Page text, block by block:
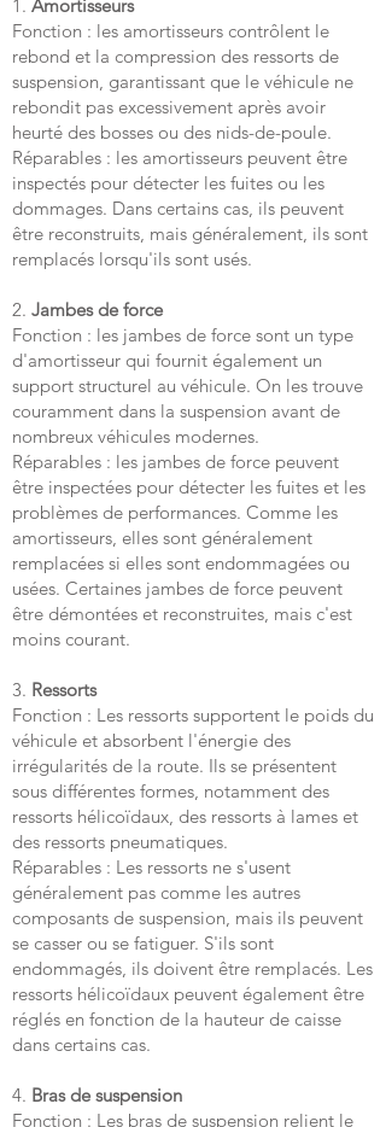
1. Amortisseurs
Fonction : les amortisseurs contrôlent le
rebond et la compression des ressorts de
suspension, garantissant que le véhicule ne
rebondit pas excessivement après avoir
heurté des bosses ou des nids-de-poule.
Réparables : les amortisseurs peuvent être
inspectés pour détecter les fuites ou les
dommages. Dans certains cas, ils peuvent
être reconstruits, mais généralement, ils sont
remplacés lorsqu'ils sont usés.
2. Jambes de force
Fonction : les jambes de force sont un type
d'amortisseur qui fournit également un
support structurel au véhicule. On les trouve
couramment dans la suspension avant de
nombreux véhicules modernes.
Réparables : les jambes de force peuvent
être inspectées pour détecter les fuites et les
problèmes de performances. Comme les
amortisseurs, elles sont généralement
remplacées si elles sont endommagées ou
usées. Certaines jambes de force peuvent
être démontées et reconstruites, mais c'est
moins courant.
3. Ressorts
Fonction : Les ressorts supportent le poids du
véhicule et absorbent l'énergie des
irrégularités de la route. Ils se présentent
sous différentes formes, notamment des
ressorts hélicoïdaux, des ressorts à lames et
des ressorts pneumatiques.
Réparables : Les ressorts ne s'usent
généralement pas comme les autres
composants de suspension, mais ils peuvent
se casser ou se fatiguer. S'ils sont
endommagés, ils doivent être remplacés. Les
ressorts hélicoïdaux peuvent également être
réglés en fonction de la hauteur de caisse
dans certains cas.
4. Bras de suspension
Fonction : Les bras de suspension relient le